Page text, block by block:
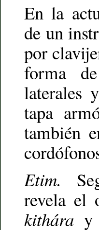
En la
de un
por
forma
laterales
tapa
también
Etim.
revela el
kithára